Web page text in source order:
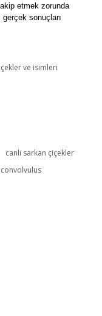
etmek zorunda
gerçek sonuçları
ve isimleri
canlı sarkan çiçekler
convolvulus